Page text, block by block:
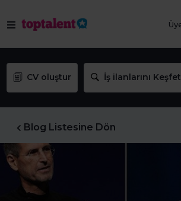
CV oluştur İş ilanlarını Keşfet
Blog Listesine Dön